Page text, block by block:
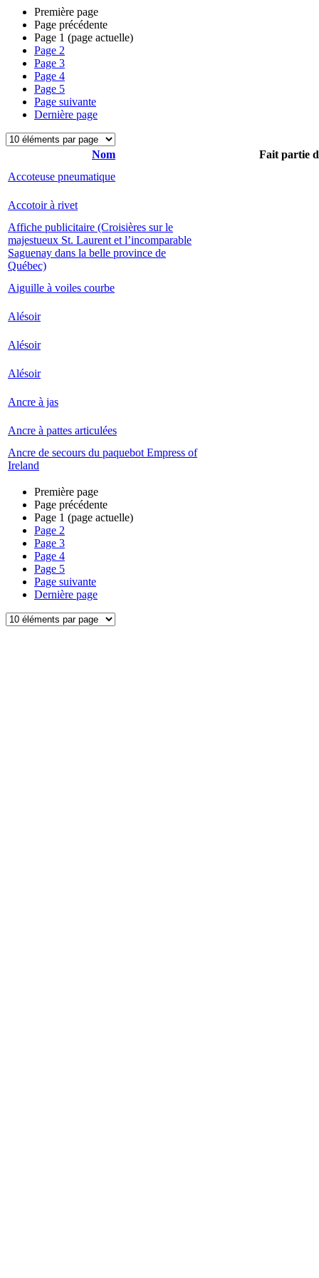
Première page
Page précédente
Page 1 (page actuelle)
Page 2
Page 3
Page 4
Page 5
Page suivante
Dernière page
Nom
Fait partie
Accoteuse pneumatique
Accotoir à rivet
Affiche publicitaire (Croisières sur le
majestueux St. Laurent et l’incomparable
Saguenay dans la belle province de
Québec)
Aiguille à voiles courbe
Alésoir
Alésoir
Alésoir
Ancre à jas
Ancre à pattes articulées
Ancre de secours du paquebot Empress of
Ireland
Première page
Page précédente
Page 1 (page actuelle)
Page 2
Page 3
Page 4
Page 5
Page suivante
Dernière page